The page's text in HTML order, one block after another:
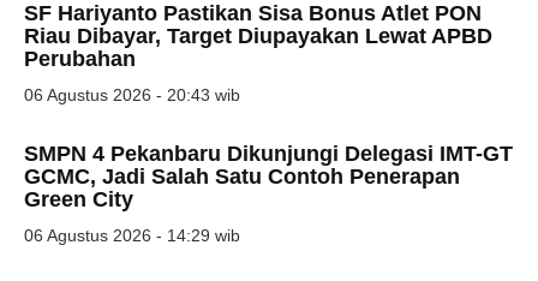
SF Hariyanto Pastikan Sisa Bonus Atlet PON
Riau Dibayar, Target Diupayakan Lewat APBD
Perubahan
06 Agustus 2026 - 20:43 wib
SMPN 4 Pekanbaru Dikunjungi Delegasi IMT-GT
GCMC, Jadi Salah Satu Contoh Penerapan
Green City
06 Agustus 2026 - 14:29 wib